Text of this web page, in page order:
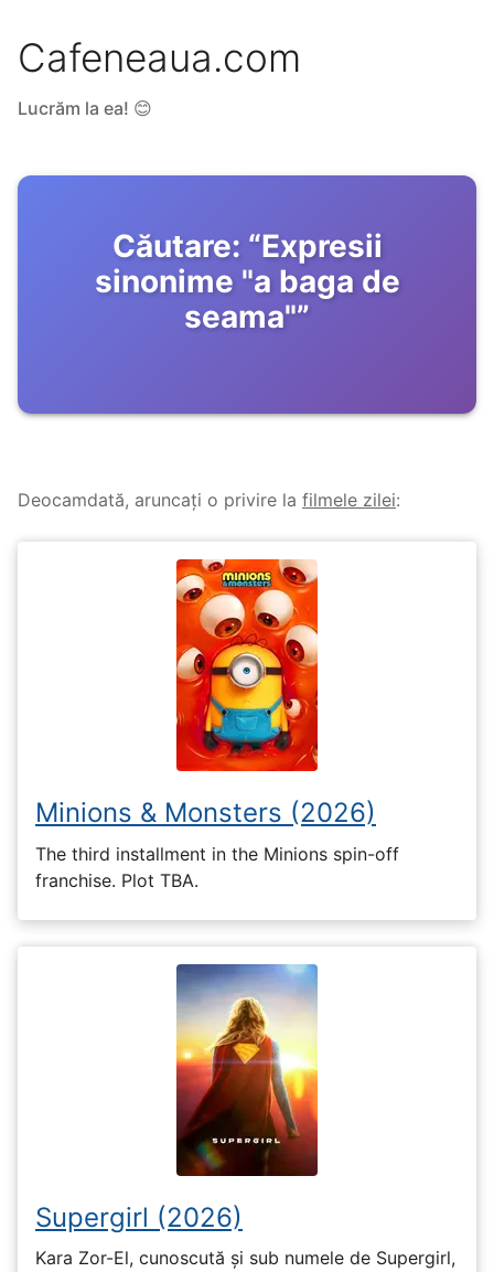
Cafeneaua.com
Lucrăm la ea! 😊
Căutare: “Expresii
sinonime "a baga de
seama"”
Deocamdată, aruncați o privire la filmele zilei:
Minions & Monsters (2026)
The third installment in the Minions spin-off
franchise. Plot TBA.
Supergirl (2026)
Kara Zor-El, cunoscută și sub numele de Supergirl,